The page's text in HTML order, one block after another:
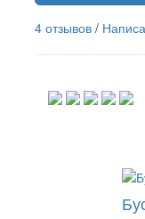
4 отзывов /